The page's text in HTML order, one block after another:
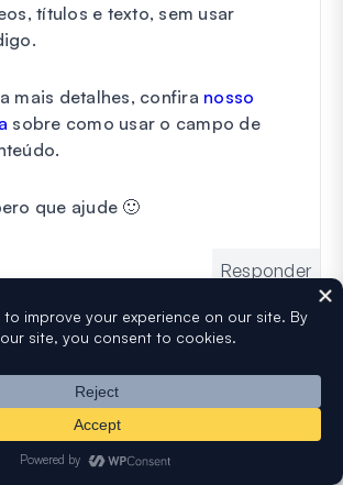
títulos e texto, sem usar
mais detalhes, confira nosso
sobre como usar o campo de
que ajude 🙂
Responder
comentário
que você tenha escolhido deixar
Por favor, tenha em mente que
são moderados de acordo
de privacidade